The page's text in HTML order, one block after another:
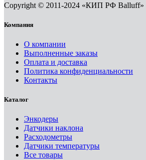
Copyright © 2011-2024 «КИП РФ Balluff»
Компания
О компании
Выполненные заказы
Оплата и доставка
Политика конфиденциальности
Контакты
Каталог
Энкодеры
Датчики наклона
Расходометры
Датчики температуры
Все товары